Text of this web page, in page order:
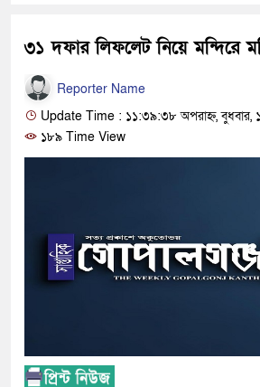
৩১ দফার লিফলেট নিয়ে মন্দিরে
Reporter Name
Update Time : ১১:৩৯:৩৮ অপরাহ্ন, বুধবার,
১৮৯ Time View